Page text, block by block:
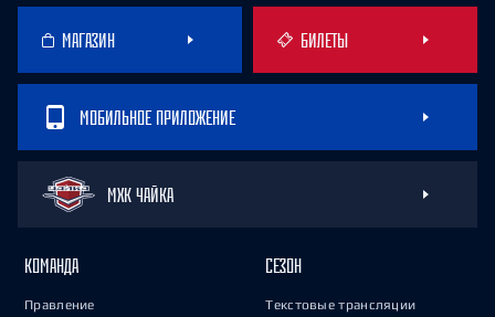
МАГАЗИН БИЛЕТЫ
МОБИЛЬНОЕ ПРИЛОЖЕНИЕ
МХК ЧАЙКА
КОМАНДА
Правление
СЕЗОН
Текстовые трансляции